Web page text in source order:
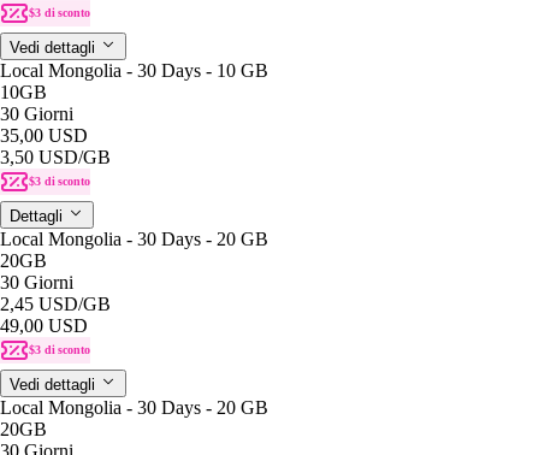
$3 di sconto
Vedi dettagli
Local Mongolia - 30 Days - 10 GB
10GB
30 Giorni
35,00 USD
3,50 USD/GB
$3 di sconto
Dettagli
Local Mongolia - 30 Days - 20 GB
20GB
30 Giorni
2,45 USD/GB
49,00 USD
$3 di sconto
Vedi dettagli
Local Mongolia - 30 Days - 20 GB
20GB
30 Giorni